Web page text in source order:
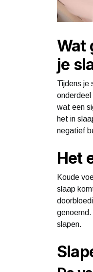
Wat
je
Tijdens je
onderdeel
wat een
het in
negatief
Het
Koude
slaap
genoemd.
slapen.